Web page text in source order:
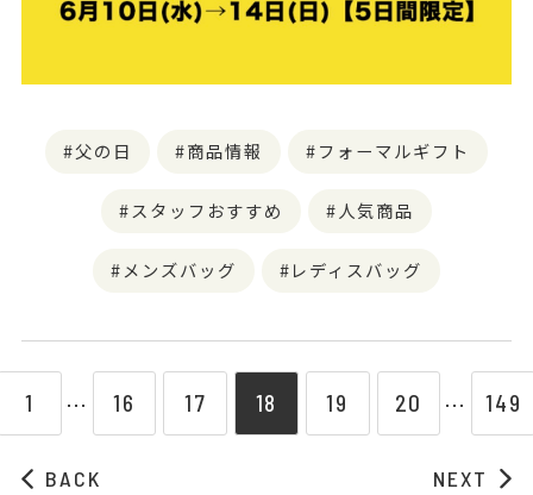
父の日 商品情報 フォーマルギフト
スタッフおすすめ 人気商品
メンズバッグ レディスバッグ
BACK
1 ⋯ 16 17 18 19 20 ⋯ 149
NEXT